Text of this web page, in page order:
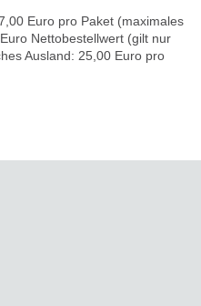
Euro pro Paket (maximales
Nettobestellwert (gilt nur
Ausland: 25,00 Euro pro